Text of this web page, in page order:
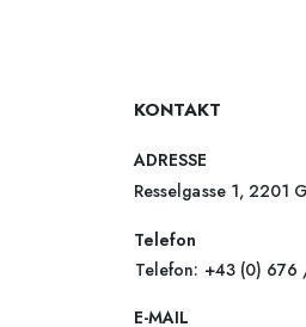
KONTAKT
ADRESSE
Resselgasse 1, 2201
Telefon
Telefon: +43 (0)
E-MAIL